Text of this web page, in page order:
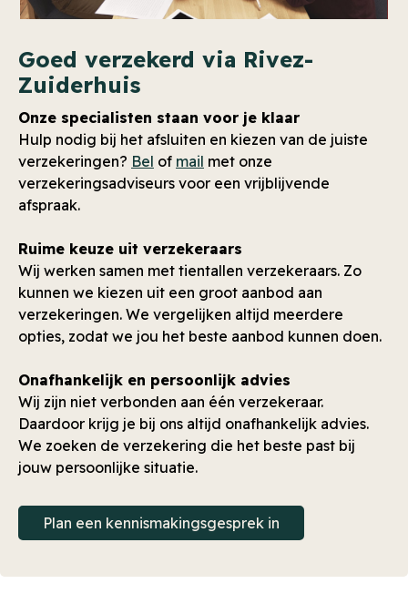
Goed verzekerd via Rivez-
Zuiderhuis
Onze specialisten staan voor je klaar
Hulp nodig bij het afsluiten en kiezen van de juiste
verzekeringen? Bel of mail met onze
verzekeringsadviseurs voor een vrijblijvende
afspraak.
Ruime keuze uit verzekeraars
Wij werken samen met tientallen verzekeraars. Zo
kunnen we kiezen uit een groot aanbod aan
verzekeringen. We vergelijken altijd meerdere
opties, zodat we jou het beste aanbod kunnen doen.
Onafhankelijk en persoonlijk advies
Wij zijn niet verbonden aan één verzekeraar.
Daardoor krijg je bij ons altijd onafhankelijk advies.
We zoeken de verzekering die het beste past bij
jouw persoonlijke situatie.
Plan een kennismakingsgesprek in